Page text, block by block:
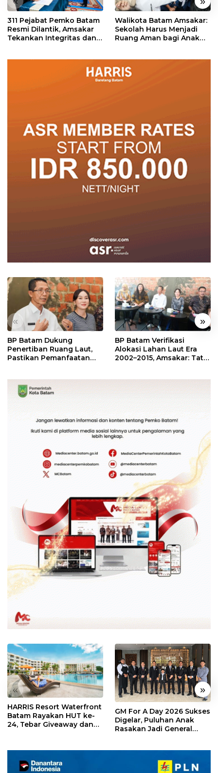
311 Pejabat Pemko Batam
Resmi Dilantik, Amsakar
Tekankan Integritas dan
Walikota Batam Amsakar:
Sekolah Harus Menjadi
Ruang Aman bagi Anak
« »
BP Batam Dukung
Penertiban Ruang Laut,
Pastikan Pemanfaatan
BP Batam Verifikasi
Alokasi Lahan Laut Era
2002–2015, Amsakar: Tata
« »
HARRIS Resort Waterfront
Batam Rayakan HUT ke-
24, Tebar Giveaway dan
GM For A Day 2026 Sukses
Digelar, Puluhan Anak
Rasakan Jadi General